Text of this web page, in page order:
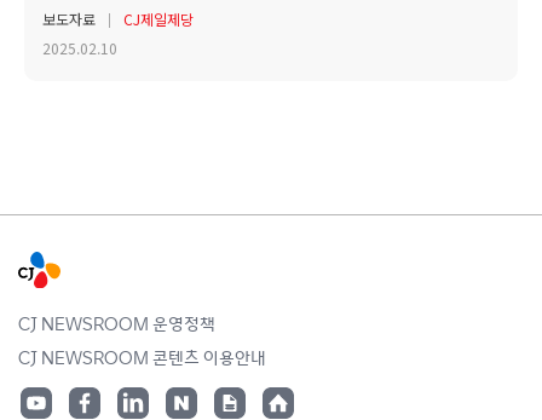
보도자료
CJ제일제당
2025.02.10
CJ NEWSROOM 운영정책
CJ NEWSROOM 콘텐츠 이용안내